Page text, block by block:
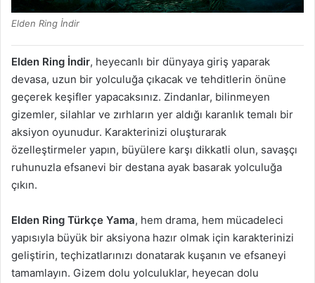
Elden Ring İndir
Elden Ring İndir, heyecanlı bir dünyaya giriş yaparak
devasa, uzun bir yolculuğa çıkacak ve tehditlerin önüne
geçerek keşifler yapacaksınız. Zindanlar, bilinmeyen
gizemler, silahlar ve zırhların yer aldığı karanlık temalı bir
aksiyon oyunudur. Karakterinizi oluşturarak
özelleştirmeler yapın, büyülere karşı dikkatli olun, savaşçı
ruhunuzla efsanevi bir destana ayak basarak yolculuğa
çıkın.
Elden Ring Türkçe Yama, hem drama, hem mücadeleci
yapısıyla büyük bir aksiyona hazır olmak için karakterinizi
geliştirin, teçhizatlarınızı donatarak kuşanın ve efsaneyi
tamamlayın. Gizem dolu yolculuklar, heyecan dolu